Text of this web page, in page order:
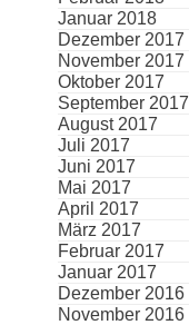
Januar 2018
Dezember 2017
November 2017
Oktober 2017
September 2017
August 2017
Juli 2017
Juni 2017
Mai 2017
April 2017
März 2017
Februar 2017
Januar 2017
Dezember 2016
November 2016